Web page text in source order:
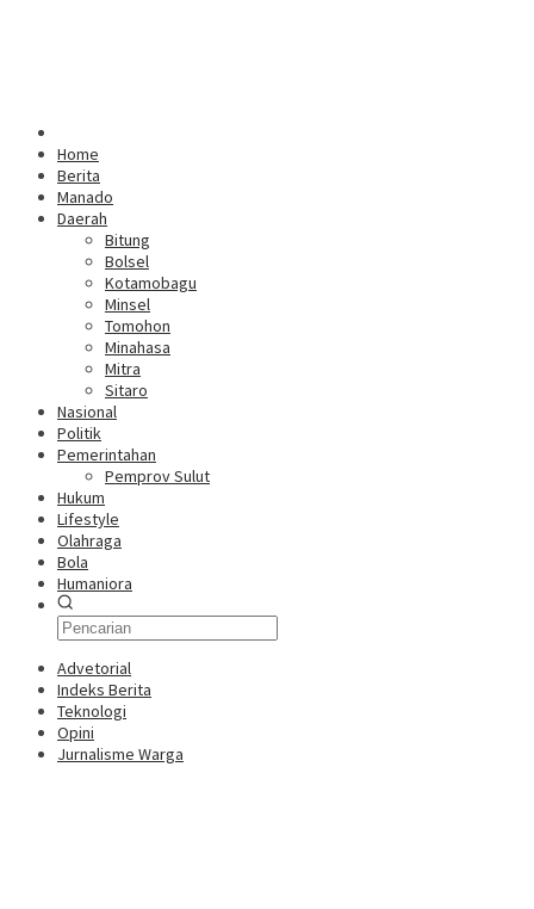
Home
Berita
Manado
Daerah
Bitung
Bolsel
Kotamobagu
Minsel
Tomohon
Minahasa
Mitra
Sitaro
Nasional
Politik
Pemerintahan
Pemprov Sulut
Hukum
Lifestyle
Olahraga
Bola
Humaniora
Advetorial
Indeks Berita
Teknologi
Opini
Jurnalisme Warga